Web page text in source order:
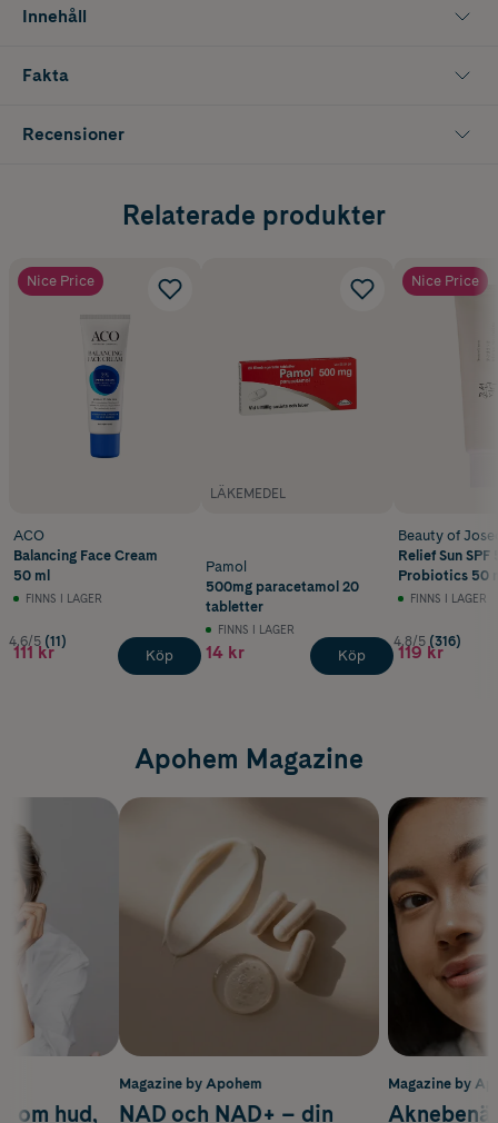
Innehåll
Fakta
Recensioner
Relaterade produkter
Nice Price
ACO
Balancing Face Cream
50 ml
FINNS I LAGER
4.6/5 (11)
111 kr Köp
LÄKEMEDEL
Pamol
500mg paracetamol 20
tabletter
FINNS I LAGER
14 kr Köp
Nice Price
Beauty of
Relief Sun SPF
Probiotics 50
FINNS I LAGER
4.8/5 (316)
119 kr
Apohem Magazine
Magazine by
om hud,
Magazine by Apohem
NAD och NAD+ – din